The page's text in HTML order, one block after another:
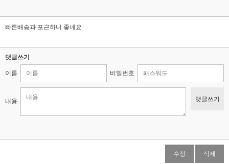
빠른배송과 포근하니 좋네요
댓글쓰기
이름 비밀번호
내용 댓글쓰기
수정 삭제